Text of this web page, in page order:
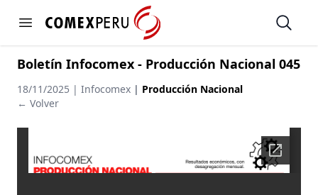
Open menu
https://www.comexperu.org.pe Open
Boletín Infocomex - Producción Nacional 045
18/11/2025 | Infocomex | Producción Nacional
← Volver